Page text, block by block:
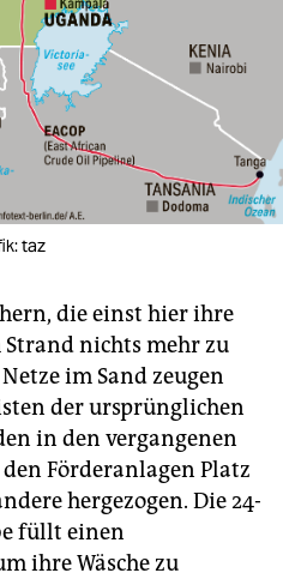
taz
die einst hier ihre
nichts mehr zu
im Sand zeugen
der ursprünglichen
in den vergangenen
Förderanlagen Platz
hergezogen. Die 24-
füllt einen
ihre Wäsche zu